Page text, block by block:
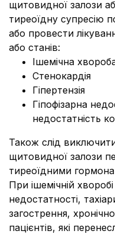
щитовидної залози
тиреоїдну супресію
або провести
або станів:
Ішемічна
Стенокардія
Гіпертензія
Гіпофізарна
недостатність
Також слід
щитовидної залози
тиреоїдними
При ішемічній
недостатності,
загострення,
пацієнтів, які